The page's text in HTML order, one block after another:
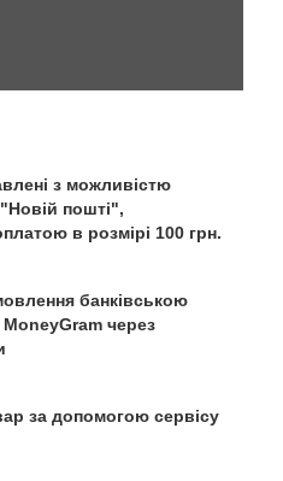
з можливістю
пошті",
в розмірі 100 грн.
банківською
через
за допомогою сервісу